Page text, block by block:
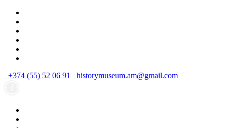
+374 (55) 52 06 91 historymuseum.am@gmail.com